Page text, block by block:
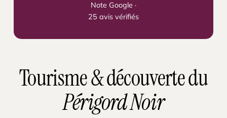
Note Google ·
25 avis vérifiés
Tourisme & découverte du
Périgord Noir